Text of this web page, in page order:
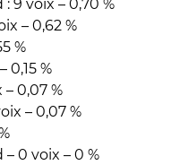
9 voix – 0,70 %
– 0,62 %
%
0,15 %
– 0,07 %
– 0,07 %
0 voix – 0 %